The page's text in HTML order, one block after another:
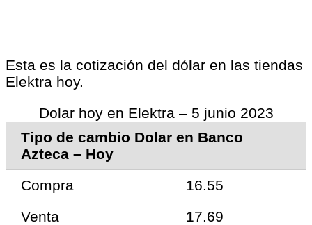
Esta es la cotización del dólar en las tiendas
Elektra hoy.
Dolar hoy en Elektra – 5 junio 2023
Tipo de cambio Dolar en Banco
Azteca – Hoy
Compra
16.55
Venta
17.69